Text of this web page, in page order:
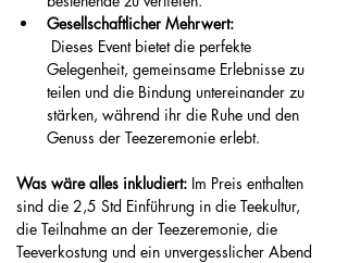
Gesellschaftlicher Mehrwert:
Dieses Event bietet die perfekte
Gelegenheit, gemeinsame Erlebnisse zu
teilen und die Bindung untereinander zu
stärken, während ihr die Ruhe und den
Genuss der Teezeremonie erlebt.
Was wäre alles inkludiert: Im Preis enthalten
sind die 2,5 Std Einführung in die Teekultur,
die Teilnahme an der Teezeremonie, die
Teeverkostung und ein unvergesslicher Abend